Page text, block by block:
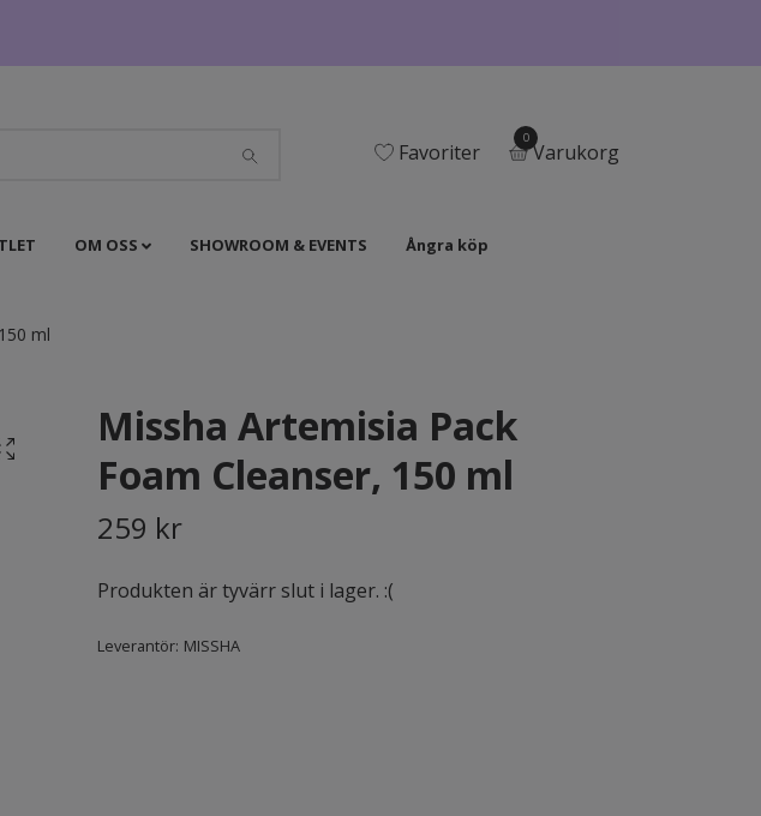
Favoriter
0
Varukorg
OM OSS SHOWROOM & EVENTS Ångra köp
ml
Missha Artemisia Pack
Foam Cleanser, 150 ml
259 kr
Produkten är tyvärr slut i lager. :(
Leverantör: MISSHA